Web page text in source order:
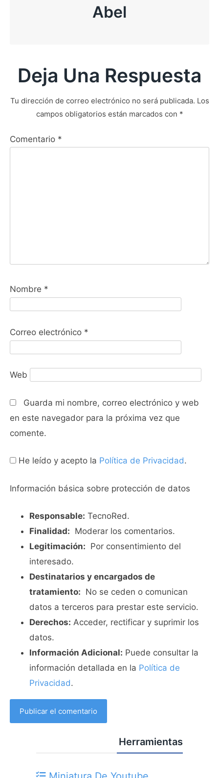
Abel
Deja Una Respuesta
Tu dirección de correo electrónico no será publicada. Los
campos obligatorios están marcados con *
Comentario *
Nombre *
Correo electrónico *
Web
Guarda mi nombre, correo electrónico y web
en este navegador para la próxima vez que
comente.
He leído y acepto la Política de Privacidad.
Información básica sobre protección de datos
Responsable: TecnoRed.
Finalidad: Moderar los comentarios.
Legitimación: Por consentimiento del
interesado.
Destinatarios y encargados de
tratamiento: No se ceden o comunican
datos a terceros para prestar este servicio.
Derechos: Acceder, rectificar y suprimir los
datos.
Información Adicional: Puede consultar la
información detallada en la Política de
Privacidad.
Herramientas